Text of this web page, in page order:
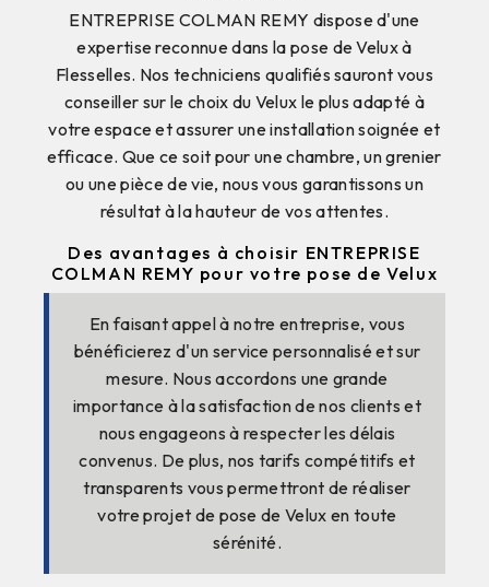
ENTREPRISE COLMAN REMY dispose d'une
expertise reconnue dans la pose de Velux à
Flesselles. Nos techniciens qualifiés sauront vous
conseiller sur le choix du Velux le plus adapté à
votre espace et assurer une installation soignée et
efficace. Que ce soit pour une chambre, un grenier
ou une pièce de vie, nous vous garantissons un
résultat à la hauteur de vos attentes.
Des avantages à choisir ENTREPRISE
COLMAN REMY pour votre pose de Velux
En faisant appel à notre entreprise, vous
bénéficierez d'un service personnalisé et sur
mesure. Nous accordons une grande
importance à la satisfaction de nos clients et
nous engageons à respecter les délais
convenus. De plus, nos tarifs compétitifs et
transparents vous permettront de réaliser
votre projet de pose de Velux en toute
sérénité.